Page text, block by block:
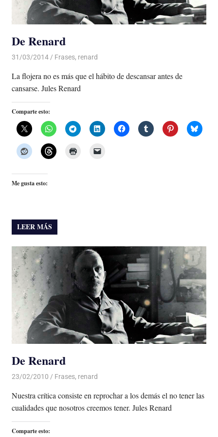
De Renard
31/03/2014 Luis Castellanos
Frases, renard
La flojera no es más que el hábito de descansar antes de
cansarse. Jules Renard
Comparte esto:
Me gusta esto:
LEER MÁS
De Renard
23/02/2010 Luis Castellanos
Frases, renard
Nuestra crítica consiste en reprochar a los demás el no tener las
cualidades que nosotros creemos tener. Jules Renard
Comparte esto: